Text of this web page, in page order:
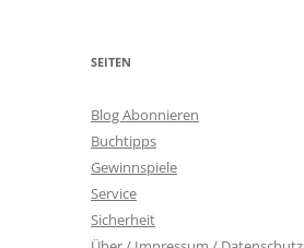
SEITEN
Blog Abonnieren
Buchtipps
Gewinnspiele
Service
Sicherheit